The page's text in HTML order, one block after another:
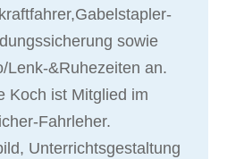
sowie
Lenk-&Ruhezeiten an.
Koch ist Mitglied im
Fahrleher.
Unterrichtsgestaltung